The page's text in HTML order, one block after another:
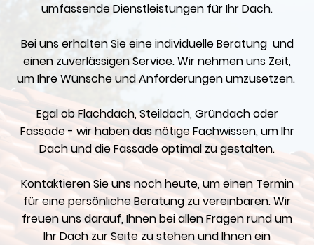
umfassende Dienstleistungen für Ihr Dach.
Bei uns erhalten Sie eine individuelle Beratung und
einen zuverlässigen Service. Wir nehmen uns Zeit,
um Ihre Wünsche und Anforderungen umzusetzen.
Egal ob Flachdach, Steildach, Gründach oder
Fassade - wir haben das nötige Fachwissen, um Ihr
Dach und die Fassade optimal zu gestalten.
Kontaktieren Sie uns noch heute, um einen Termin
für eine persönliche Beratung zu vereinbaren. Wir
freuen uns darauf, Ihnen bei allen Fragen rund um
Ihr Dach zur Seite zu stehen und Ihnen ein